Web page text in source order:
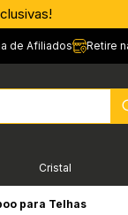
Juros!*
de Afiliados Retire
Cristal
para Telhas